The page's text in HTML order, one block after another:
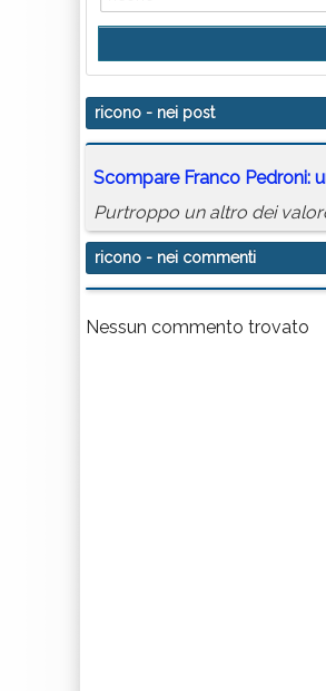
ricono - nei post
Scompare Franco Pedroni:
Purtroppo un altro dei
ricono - nei commenti
Nessun commento trovato